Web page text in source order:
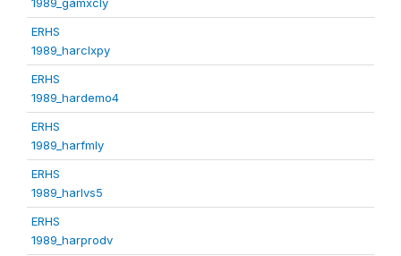
ERHS
1989_harclxpy
ERHS
1989_hardemo4
ERHS
1989_harfmly
ERHS
1989_harlvs5
ERHS
1989_harprodv